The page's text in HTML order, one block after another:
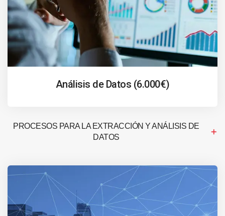
Análisis de Datos (6.000€)
PROCESOS PARA LA EXTRACCIÓN Y ANÁLISIS DE
DATOS